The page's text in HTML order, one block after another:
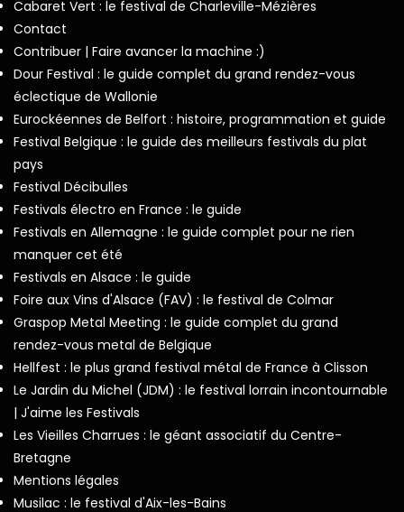
Cabaret Vert : le festival de Charleville-Mézières
Contact
Contribuer | Faire avancer la machine :)
Dour Festival : le guide complet du grand rendez-vous
éclectique de Wallonie
Eurockéennes de Belfort : histoire, programmation et guide
Festival Belgique : le guide des meilleurs festivals du plat
pays
Festival Décibulles
Festivals électro en France : le guide
Festivals en Allemagne : le guide complet pour ne rien
manquer cet été
Festivals en Alsace : le guide
Foire aux Vins d'Alsace (FAV) : le festival de Colmar
Graspop Metal Meeting : le guide complet du grand
rendez-vous metal de Belgique
Hellfest : le plus grand festival métal de France à Clisson
Le Jardin du Michel (JDM) : le festival lorrain incontournable
| J'aime les Festivals
Les Vieilles Charrues : le géant associatif du Centre-
Bretagne
Mentions légales
Musilac : le festival d'Aix-les-Bains